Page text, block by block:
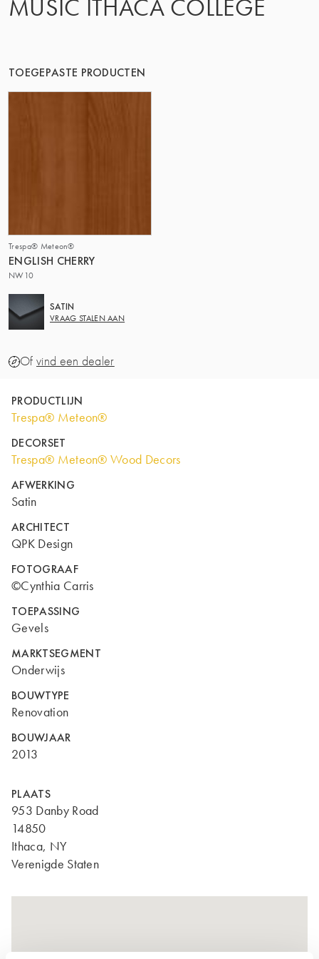
MUSIC ITHACA COLLEGE
TOEGEPASTE PRODUCTEN
Trespa® Meteon®
ENGLISH CHERRY
NW10
SATIN
VRAAG STALEN AAN
Of vind een dealer
PRODUCTLIJN
Trespa® Meteon®
DECORSET
Trespa® Meteon® Wood Decors
AFWERKING
Satin
ARCHITECT
QPK Design
FOTOGRAAF
©Cynthia Carris
TOEPASSING
Gevels
MARKTSEGMENT
Onderwijs
BOUWTYPE
Renovation
BOUWJAAR
2013
PLAATS
953 Danby Road
14850
Ithaca, NY
Verenigde Staten